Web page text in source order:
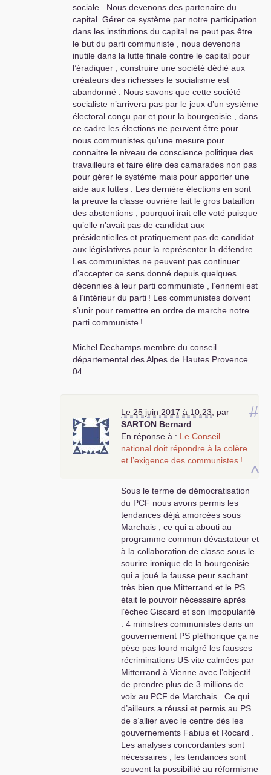
Tout nous pousse à l’offensive jusqu’à la victoire
mais certains d’entre nous , dirigeants y compris
, gèrent encore la prochaine élection tout en
sachant que la bourgeoisie contrôle très bien
république
monarchique . Alors camarades agissons pour
d’illusion sur la réaction bourgeoise agrippée à
ses privilèges comme la Féodalité d’autrefois .
, membre de la direction du
sociale . Nous devenons des partenaire du
capital. Gérer ce système par notre participation
dans les institutions du capital ne peut pas être
le but du parti communiste , nous devenons
inutile dans la lutte finale contre le capital pour
l’éradiquer , construire une société dédié aux
créateurs des richesses le socialisme est
abandonné . Nous savons que cette société
socialiste n’arrivera pas par le jeux d’un système
électoral conçu par et pour la bourgeoisie , dans
ce cadre les élections ne peuvent être pour
nous communistes qu’une mesure pour
connaitre le niveau de conscience politique des
travailleurs et faire élire des camarades non pas
pour gérer le système mais pour apporter une
aide aux luttes . Les dernière élections en sont
la preuve la classe ouvrière fait le gros bataillon
des abstentions , pourquoi irait elle voté puisque
qu’elle n’avait pas de candidat aux
présidentielles et pratiquement pas de candidat
aux législatives pour la représenter la défendre .
Les communistes ne peuvent pas continuer
d’accepter ce sens donné depuis quelques
décennies à leur parti communiste , l’ennemi est
à l’intérieur du parti ! Les communistes doivent
s’unir pour remettre en ordre de marche notre
parti communiste !
Michel Dechamps membre du conseil
départemental des Alpes de Hautes Provence
04
#
^
Le 25 juin 2017 à 10:23
par
SARTON Bernard
En réponse à : Le Conseil
national doit répondre à la colère
et l’exigence des communistes !
Sous le terme de démocratisation
du PCF nous avons permis les
tendances déjà amorcées sous
Marchais , ce qui a abouti au
programme commun dévastateur et
à la collaboration de classe sous le
sourire ironique de la bourgeoisie
qui a joué la fausse peur sachant
très bien que Mitterrand et le PS
était le pouvoir nécessaire après
l’échec Giscard et son impopularité
. 4 ministres communistes dans un
gouvernement PS pléthorique ça ne
pèse pas lourd malgré les fausses
récriminations US vite calmées par
Mitterrand à Vienne avec l’objectif
de prendre plus de 3 millions de
voix au PCF de Marchais . Ce qui
d’ailleurs a réussi et permis au PS
de s’allier avec le centre dés les
gouvernements Fabius et Rocard .
Les analyses concordantes sont
nécessaires , les tendances sont
souvent la possibilité au réformisme